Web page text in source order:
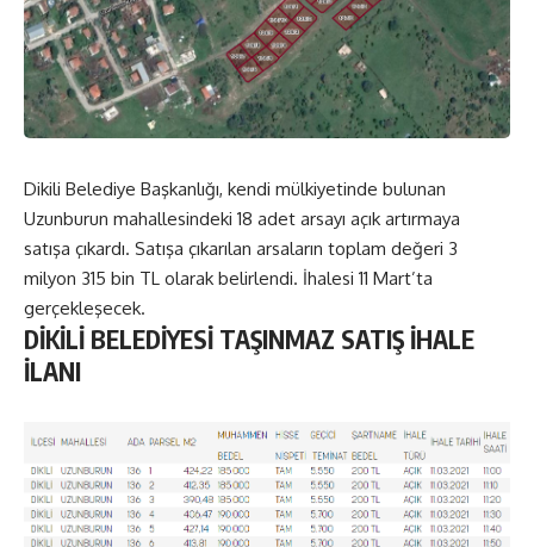
Dikili Belediye Başkanlığı, kendi mülkiyetinde bulunan
Uzunburun mahallesindeki 18 adet arsayı açık artırmaya
satışa çıkardı. Satışa çıkarılan arsaların toplam değeri 3
milyon 315 bin TL olarak belirlendi. İhalesi 11 Mart’ta
gerçekleşecek.
DİKİLİ BELEDİYESİ TAŞINMAZ SATIŞ İHALE
İLANI